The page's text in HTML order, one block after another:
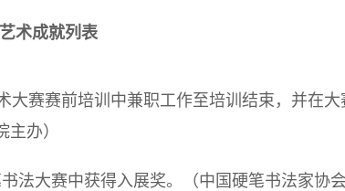
术成就列表
大赛赛前培训中兼职工作至培训结束，并在大
办）
法大赛中获得入展奖。（中国硬笔书法家协